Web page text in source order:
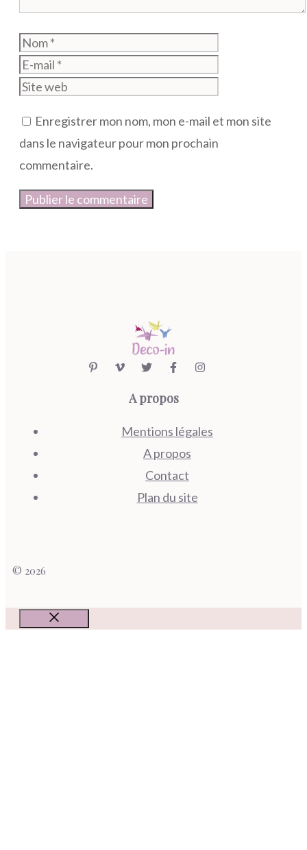
Nom
Enregistrer mon nom, mon e-mail et mon site
dans le navigateur pour mon prochain
commentaire.
A propos
Mentions légales
A propos
Contact
Plan du site
© 2026
Fermer